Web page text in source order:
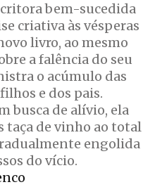
bem-sucedida
criativa às vésperas
livro, ao mesmo
a falência do seu
o acúmulo das
e dos pais.
busca de alívio, ela
taça de vinho ao total
engolida
do vício.